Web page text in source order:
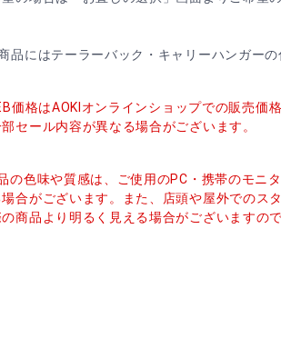
品にはテーラーバック・キャリーハンガー
価格はAOKIオンラインショップでの販売価
セール内容が異なる場合がございます。
の色味や質感は、ご使用のPC・携帯のモニ
場合がございます。また、店頭や屋外でのス
商品より明るく見える場合がございますの